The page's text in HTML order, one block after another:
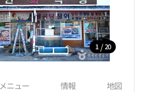
1 / 20
メニュー 情報 地図